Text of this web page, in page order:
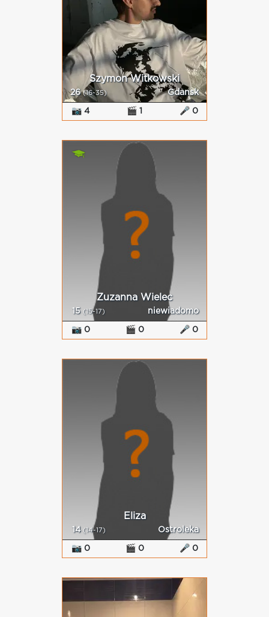
Szymon Witkowski
26(16-35) Gdansk
📷 4 🎬 1 🎤 0
Zuzanna Wielec
15 (15-17) niewiadomo
📷 0 🎬 0 🎤 0
Eliza
14 (14-17) Ostroleka
📷 0 🎬 0 🎤 0